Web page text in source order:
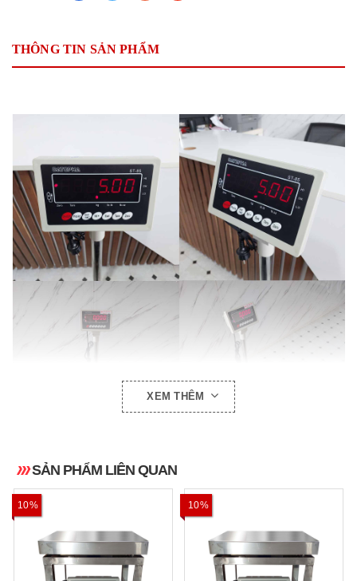
THÔNG TIN SẢN PHẨM
XEM THÊM
SẢN PHẨM LIÊN QUAN
10% 10%